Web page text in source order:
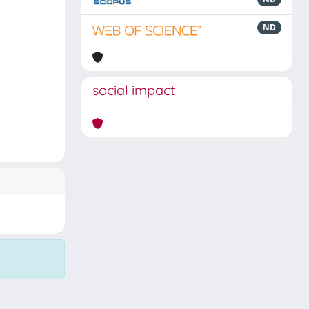
ND
social impact